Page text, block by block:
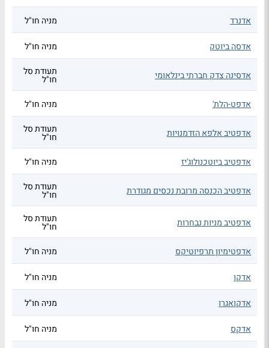
אדנרד מניה חו"ל
אדסה ביוטק מניה חו"ל
אדסינה צדק חברתי בינלאומי תעודת סל
חו"ל
אדפט-הלת'
מניה חו"ל
אדפטיב אלפא הזדמנויות תעודת סל
חו"ל
אדפטיב ביוטכנולוג'יז
מניה חו"ל
אדפטיב הכנסה מרובת נכסים מגודרת תעודת סל
חו"ל
אדפטיב מניות נבחרות תעודת סל
חו"ל
אדפטימיון תרפיוטיקס
מניה חו"ל
אדקו מניה חו"ל
אדקואגרו מניה חו"ל
אדקס מניה חו"ל